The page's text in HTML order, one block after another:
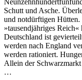
Schutt und Asche.
und notdürftigen Hütten.
»tausendjähriges Reich«
Deutschland ist
werden nach England
werden rationiert.
Allein der
…